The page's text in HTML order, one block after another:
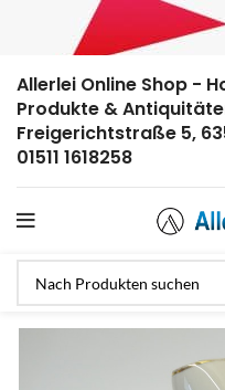
Allerlei Online Shop -
Produkte &
Freigerichtstraße 5,
01511 1618258